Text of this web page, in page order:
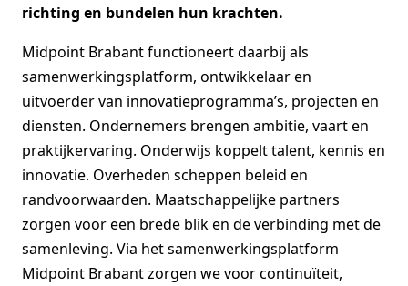
richting en bundelen hun krachten.
Midpoint Brabant functioneert daarbij als
samenwerkingsplatform, ontwikkelaar en
uitvoerder van innovatieprogramma’s, projecten en
diensten. Ondernemers brengen ambitie, vaart en
praktijkervaring. Onderwijs koppelt talent, kennis en
innovatie. Overheden scheppen beleid en
randvoorwaarden. Maatschappelijke partners
zorgen voor een brede blik en de verbinding met de
samenleving. Via het samenwerkingsplatform
Midpoint Brabant zorgen we voor continuïteit,